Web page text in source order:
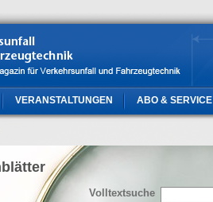
VERANSTALTUNGEN ABO & SERVICE
Volltextsuche